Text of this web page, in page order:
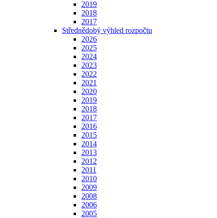
2019
2018
2017
Střednědobý výhled rozpočtu
2026
2025
2024
2023
2022
2021
2020
2019
2018
2017
2016
2015
2014
2013
2012
2011
2010
2009
2008
2006
2005